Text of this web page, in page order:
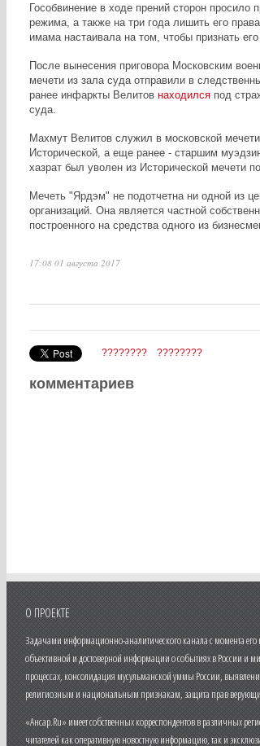
Гособвинение в ходе прений сторон просило
режима, а также на три года лишить его
имама настаивала на том, чтобы признать
После вынесения приговора Московским
мечети из зала суда отправили в
ранее инфаркты Велитов находилсяпод
суда.
Махмут Велитов служил в московской
Исторической, а еще ранее - старшим
хазрат был уволен из Исторической мечети
Мечеть "Ярдэм" не подотчетна ни одной из
организаций. Она является частной
построенного на средства одного из
17:08 01 августа 2017
???????? ????????
комментариев
О ПРОЕКТЕ
Задачами информационно-аналитического канала с момента его
объективной и достоверной информации о событиях в России и
процессах, консолидация мусульманской уммы России,
религиозным и национальным признакам, защита прав
«Ансар.Ru» имеет собственных корреспондентов в различных
читателей как оперативную новостную информацию, так и